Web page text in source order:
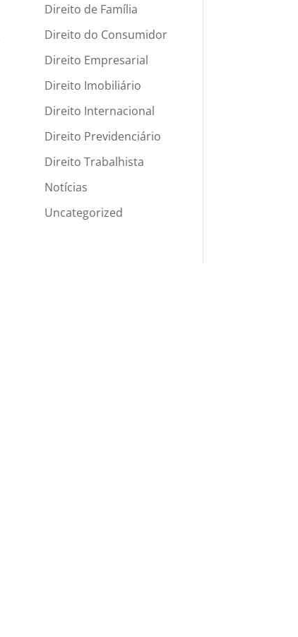
Direito de Família
Direito do Consumidor
Direito Empresarial
Direito Imobiliário
Direito Internacional
Direito Previdenciário
Direito Trabalhista
Notícias
Uncategorized